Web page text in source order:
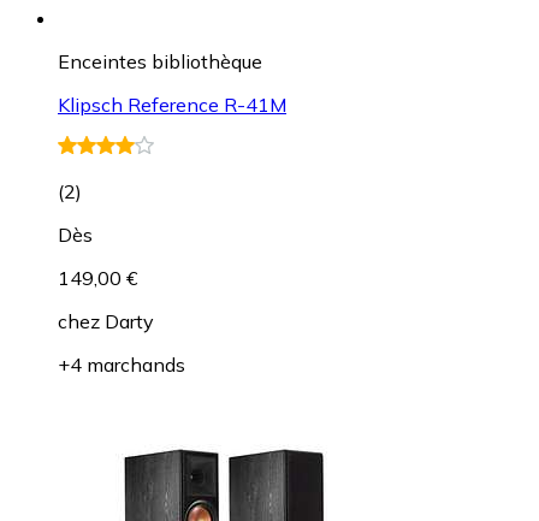
Enceintes bibliothèque
Klipsch Reference R-41M
(2)
Dès
149,00 €
chez Darty
+4 marchands